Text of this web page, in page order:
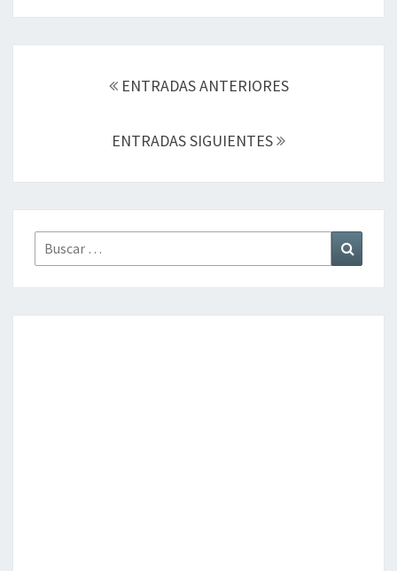
ENTRADAS ANTERIORES
ENTRADAS SIGUIENTES
Buscar
por: